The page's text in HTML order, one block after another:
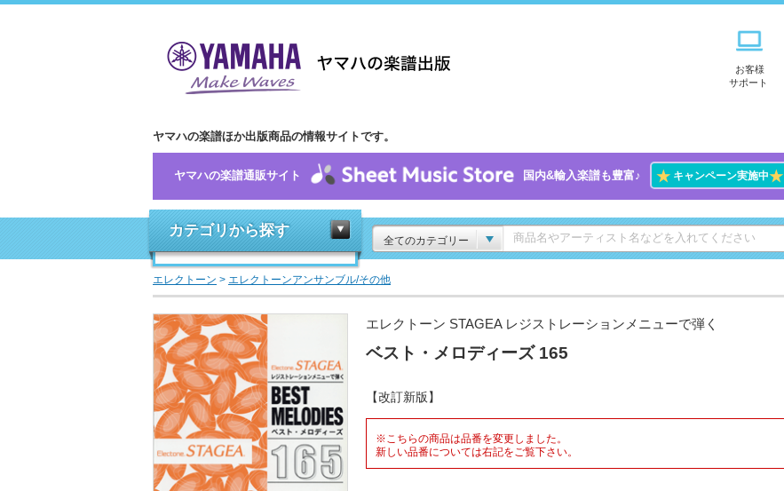
お客様
サポート
ヤマハの楽譜ほか出版商品の情報サイトです。
ヤマハの楽譜通販サイト 国内&輸入楽譜も豊富♪ ★キャンペーン実施中★
カテゴリから探す
全てのカテゴリー
エレクトーン > エレクトーンアンサンブル/その他
エレクトーン STAGEA レジストレーションメニューで弾く
ベスト・メロディーズ 165
【改訂新版】
※こちらの商品は品番を変更しました。
新しい品番については右記をご覧下さい。